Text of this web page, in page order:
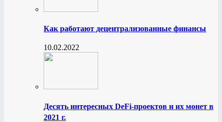
Как работают децентрализованные финансы
10.02.2022
Десять интересных DeFi-проектов и их монет в
2021 г.